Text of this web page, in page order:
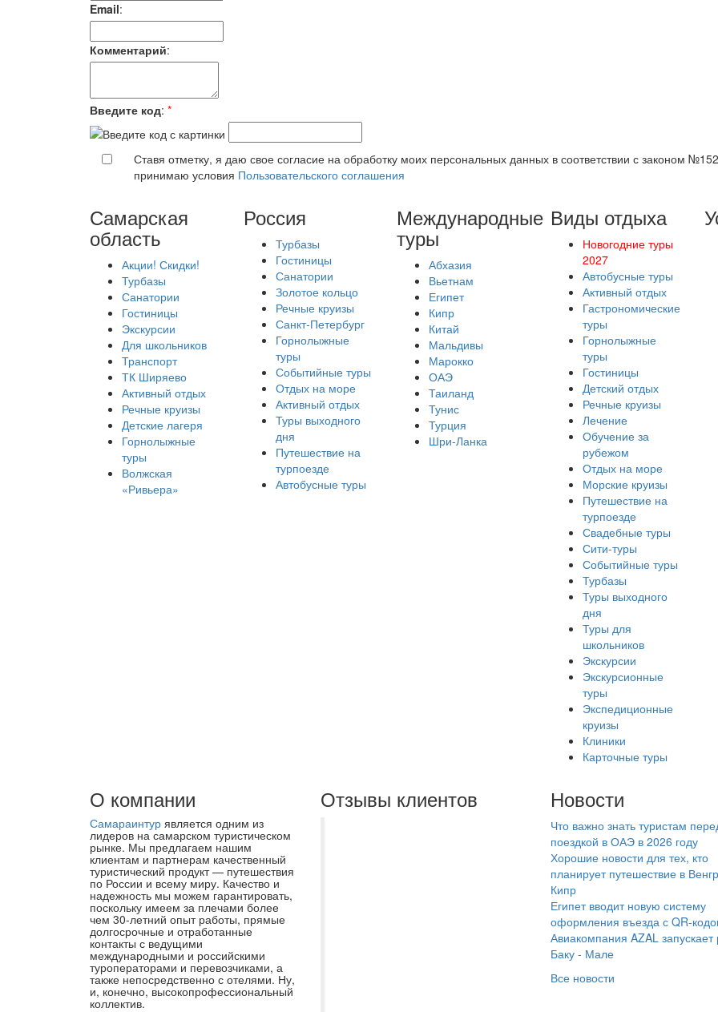
Email:
Комментарий:
Введите код: *
Ставя отметку, я даю свое согласие на обработку моих персональных данных в соответствии с законом
принимаю условия Пользовательского соглашения
Самарская
область
Акции! Скидки!
Турбазы
Санатории
Гостиницы
Экскурсии
Для школьников
Транспорт
ТК Ширяево
Активный отдых
Речные круизы
Детские лагеря
Горнолыжные
туры
Волжская
«Ривьера»
Россия
Турбазы
Гостиницы
Санатории
Золотое кольцо
Речные круизы
Санкт-Петербург
Горнолыжные
туры
Событийные туры
Отдых на море
Активный отдых
Туры выходного
дня
Путешествие на
турпоезде
Автобусные туры
Международные
туры
Абхазия
Вьетнам
Египет
Кипр
Китай
Мальдивы
Марокко
ОАЭ
Таиланд
Тунис
Турция
Шри-Ланка
Виды отдыха
Новогодние туры
2027
Автобусные туры
Активный отдых
Гастрономические
туры
Горнолыжные
туры
Гостиницы
Детский отдых
Речные круизы
Лечение
Обучение за
рубежом
Отдых на море
Морские круизы
Путешествие на
турпоезде
Свадебные туры
Сити-туры
Событийные туры
Турбазы
Туры выходного
дня
Туры для
школьников
Экскурсии
Экскурсионные
туры
Экспедиционные
круизы
Клиники
Карточные туры
О компании
Самараинтур является одним из
лидеров на самарском туристическом
рынке. Мы предлагаем нашим
клиентам и партнерам качественный
туристический продукт — путешествия
по России и всему миру. Качество и
надежность мы можем гарантировать,
поскольку имеем за плечами более
чем 30-летний опыт работы, прямые
долгосрочные и отработанные
контакты с ведущими
международными и российскими
туроператорами и перевозчиками, а
также непосредственно с отелями. Ну,
и, конечно, высокопрофессиональный
коллектив.
Отзывы клиентов Новости
Что важно знать туристам
поездкой в ОАЭ в 2026 году
Хорошие новости для тех, кто
планирует путешествие в
Кипр
Египет вводит новую систему
оформления въезда с QR-
Авиакомпания AZAL запускает
Баку - Мале
Все новости